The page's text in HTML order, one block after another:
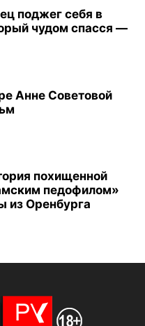
поджег себя в
чудом спасся —
Анне Советовой
похищенной
педофилом»
из Оренбурга